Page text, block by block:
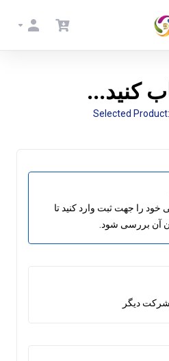
کنید...
Selected Product:
خود را جهت ثبت وارد کنید تا
آن بررسی شود.
شرکت دیگر